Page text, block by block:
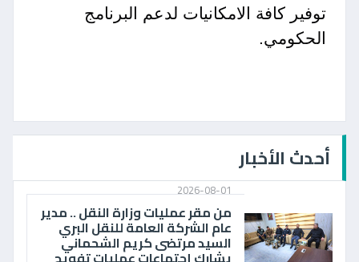
توفير كافة الامكانيات لدعم البرنامج
الحكومي.
أحدث الأخبار
2026-08-01
من مقر عمليات وزارة النقل .. مدير
عام الشركة العامة للنقل البري
السيد مرتضى كريم الشحماني